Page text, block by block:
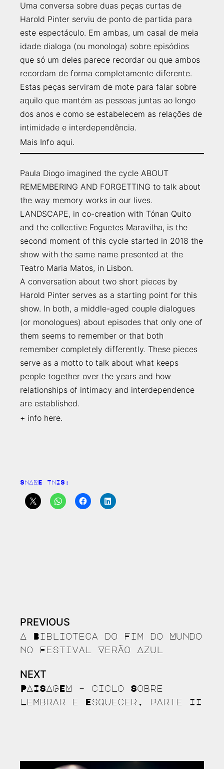
Uma conversa sobre duas peças curtas de
Harold Pinter serviu de ponto de partida para
este espectáculo. Em ambas, um casal de meia
idade dialoga (ou monologa) sobre episódios
que só um deles parece recordar ou que ambos
recordam de forma completamente diferente.
Estas peças serviram de mote para falar sobre
aquilo que mantém as pessoas juntas ao longo
dos anos e como se estabelecem as relações de
intimidade e interdependência.
Mais Info aqui.
Paula Diogo imagined the cycle ABOUT
REMEMBERING AND FORGETTING to talk about
the way memory works in our lives.
LANDSCAPE, in co-creation with Tónan Quito
and the collective Foguetes Maravilha, is the
second moment of this cycle started in 2018 the
show with the same name presented at the
Teatro Maria Matos, in Lisbon.
A conversation about two short pieces by
Harold Pinter serves as a starting point for this
show. In both, a middle-aged couple dialogues
(or monologues) about episodes that only one of
them seems to remember or that both
remember completely differently. These pieces
serve as a motto to talk about what keeps
people together over the years and how
relationships of intimacy and interdependence
are established.
+ info here.
SHARE THIS:
Continue
Reading
PREVIOUS
A Biblioteca do Fim do Mundo
no Festival Verão Azul
NEXT
PAISAGEM – ciclo Sobre
Lembrar e Esquecer, parte II